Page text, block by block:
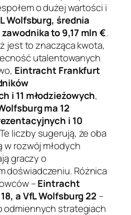
o dużej wartości i
Wolfsburg, średnia
to 9,17 mln €.
jest to znacząca kwota,
utalentowanych
Eintracht Frankfurt
i 11 młodzieżowych,
ma 12
i 10
liczby sugerują, że oba
w rozwój młodych
graczy o
doświadczeniu. Różnica
–Eintracht
a VfL Wolfsburg 22 –
odmiennych strategiach